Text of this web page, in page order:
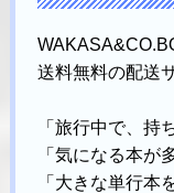
送料無料の配送
「旅行中で、持
「気になる本が
「大きな単行本